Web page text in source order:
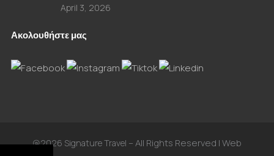
April 3, 2026
Ακολουθήστε μας
@2026 Signature Travel – All Rights Reserved | Web